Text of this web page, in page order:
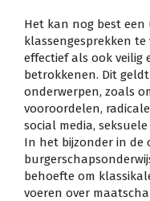
Het kan nog best een
klassengesprekken te
effectief als ook veilig
betrokkenen. Dit
onderwerpen, zoals
vooroordelen,
social media,
In het bijzonder in de
behoefte om
voeren over